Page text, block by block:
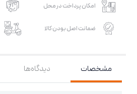
امکان پرداخت در محل
ضمانت اصل بودن کالا
مشخصات دیدگاه‌ها